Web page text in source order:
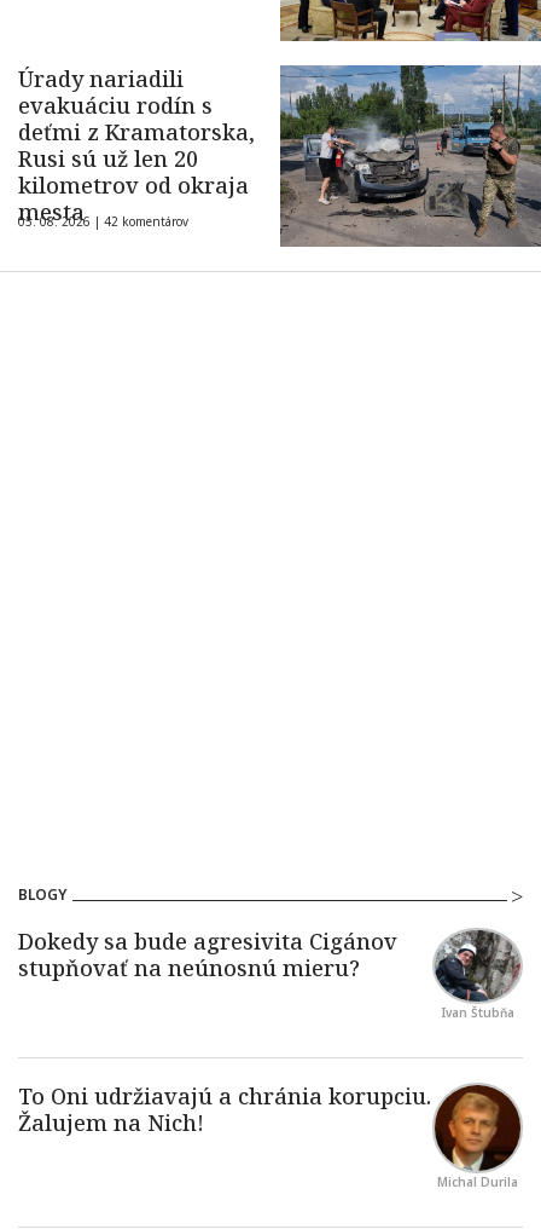
Úrady nariadili
evakuáciu rodín s
deťmi z Kramatorska,
Rusi sú už len 20
kilometrov od okraja
mesta
05. 08. 2026 | 42 komentárov
BLOGY
Ivan Štubňa
Michal Durila